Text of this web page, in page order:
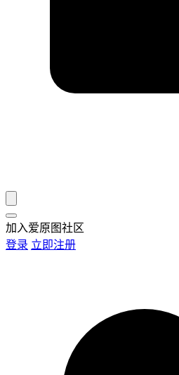
加入爱原图社区
登录 立即注册